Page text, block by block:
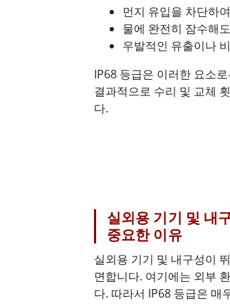
먼지 유입을 차단하
물에 완전히 잠수해
우발적인 유출이나
IP68 등급은 이러한 요소
결과적으로 수리 및 교체
다.
실외용 기기 및 내
중요한 이유
실외용 기기 및 내구성이
면합니다. 여기에는 외부
다. 따라서 IP68 등급은 매